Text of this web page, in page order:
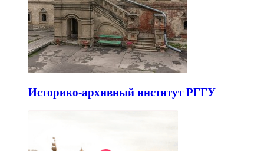
Историко-архивный институт РГГУ